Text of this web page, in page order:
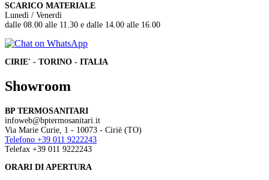
SCARICO MATERIALE
Lunedì / Venerdì
dalle 08.00 alle 11.30 e dalle 14.00 alle 16.00
CIRIE' - TORINO - ITALIA
Showroom
BP TERMOSANITARI
infoweb@bptermosanitari.it
Via Marie Curie, 1 - 10073 - Ciriè (TO)
Telefono +39 011 9222243
Telefax +39 011 9222243
ORARI DI APERTURA